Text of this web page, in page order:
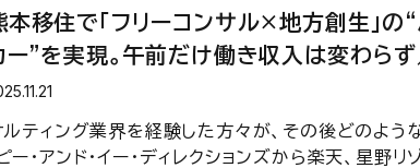
本移住で「フリーコンサル×地方創生」の
ー”を実現。午前だけ働き収入は変わら
ビュー＜後編＞【BEYOND-CONSUL―
―】
ィング業界を経験した方々が、その後どのよう
・アンド・イー・ディレクションズから楽天、星野